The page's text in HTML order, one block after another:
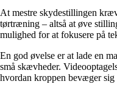
At mestre skydestillingen
tørtræning – altså at øve
mulighed for at fokusere på
En god øvelse er at lade en
små skævheder.
hvordan kroppen bevæger sig